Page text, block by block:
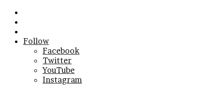
In
Follow
Facebook
Twitter
YouTube
Instagram